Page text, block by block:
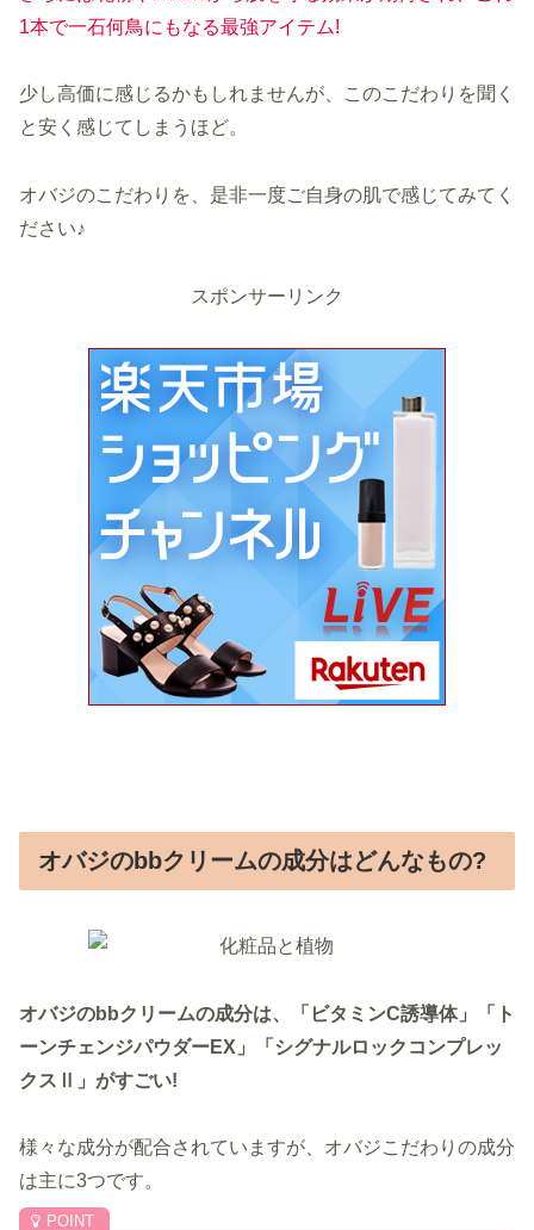
1本で一石何鳥にもなる最強アイテム!
少し高価に感じるかもしれませんが、このこだわりを聞く
と安く感じてしまうほど。
オバジのこだわりを、是非一度ご自身の肌で感じてみてく
ださい♪
スポンサーリンク
オバジのbbクリームの成分はどんなもの?
オバジのbbクリームの成分は、「ビタミンC誘導体」「ト
ーンチェンジパウダーEX」「シグナルロックコンプレッ
クスⅡ」がすごい!
様々な成分が配合されていますが、オバジこだわりの成分
は主に3つです。